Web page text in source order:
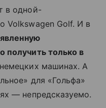
в одной-
Volkswagen Golf. И в
получить только в
машинах. А
для «Гольфа»
— непредсказуемо.